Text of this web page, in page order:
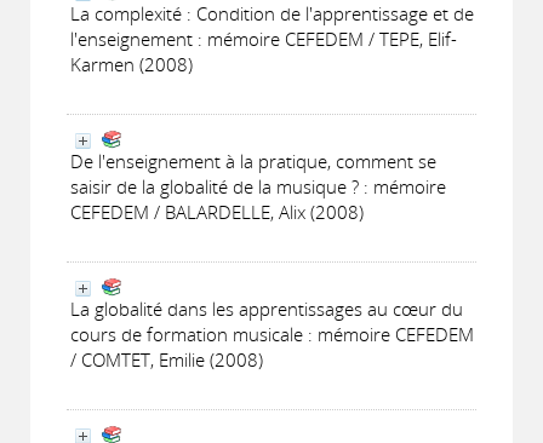
La complexité : Condition de l'apprentissage et de
l'enseignement : mémoire CEFEDEM / TEPE, Elif-
Karmen (2008)
De l'enseignement à la pratique, comment se
saisir de la globalité de la musique ? : mémoire
CEFEDEM / BALARDELLE, Alix (2008)
La globalité dans les apprentissages au cœur du
cours de formation musicale : mémoire CEFEDEM
/ COMTET, Emilie (2008)